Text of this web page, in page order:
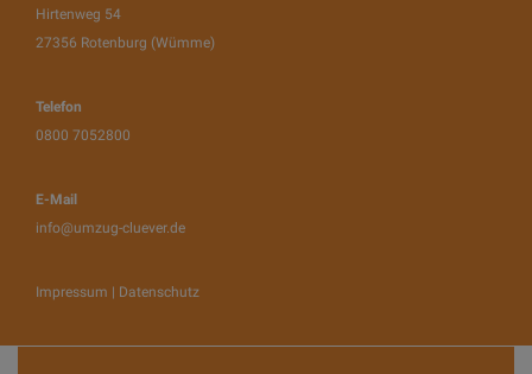
Hirtenweg 54
27356 Rotenburg (Wümme)
Telefon
0800 7052800
E-Mail
info@umzug-cluever.de
Impressum | Datenschutz